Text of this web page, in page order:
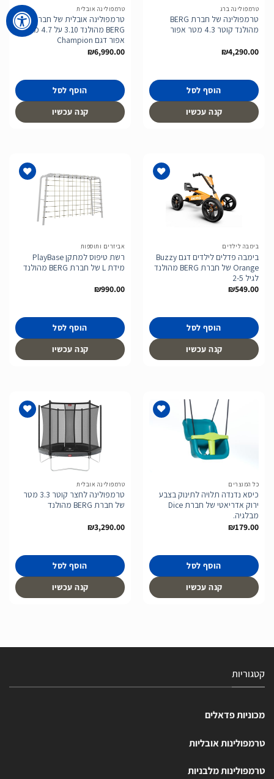
טרמפולינה ברג
טרמפולינה של חברת BERG
מהולנד קוטר 4.3 מטר אפור
₪4,290.00
הוסף לסל
קנה עכשיו
טרמפולינה אובלית
טרמפולינה אובלית של חברת
BERG מהולנד 3.10 על 4.7 מטר
אפור דגם Champion
₪6,990.00
הוסף לסל
קנה עכשיו
בימבה לילדים
בימבה פדלים לילדים דגם Buzzy
Orange של חברת BERG מהולנד
לגיל 2-5
₪549.00
הוסף לסל
קנה עכשיו
אביזרים ותוספות
רשת טיפוס למתקן PlayBase
מידת L של חברת BERG מהולנד
₪990.00
הוסף לסל
קנה עכשיו
כל המוצרים
כיסא נדנדה תלויה לתינוק בצבע
ירוק אדריאטי של חברת Dice
מבלגיה.
₪179.00
הוסף לסל
קנה עכשיו
טרמפולינה אובלית
טרמפולינה לחצר קוטר 3.3 מטר
של חברת BERG מהולנד
₪3,290.00
הוסף לסל
קנה עכשיו
קטגוריות
מכוניות פדאלים
טרמפולינות אובליות
טרמפולינות מלבניות